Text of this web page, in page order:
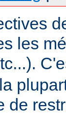
les
de